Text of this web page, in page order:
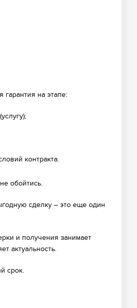
на этапе:
контракта.
обойтись.
сделку – это еще один
и получения занимает
актуальность.
срок.